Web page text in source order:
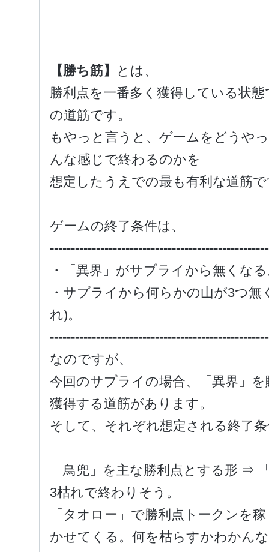
【勝ち筋】
とは、
勝利点を一番多く獲得している状
の道筋です。
もやっと言うと、ゲームをどうや
んな感じで終わるのかを
想定したうえでの最も有利な道筋
ゲームの終了条件は、
・「異界」がサプライから無くな
・サプライから何らかの山が3つ
れ)。
なのですが、
今回のサプライの場合、「異界」
獲得する道筋があります。
そして、それぞれ想定される終了
「鳥兜」を主な勝利点とする形 ⇒
3枯れで終わりそう。
「タオロー」で勝利点トークンを
かせてくる。何を枯らすかわかん